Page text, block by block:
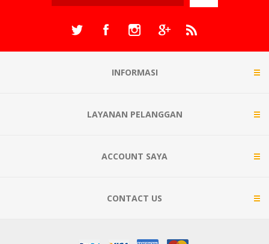
INFORMASI
LAYANAN PELANGGAN
ACCOUNT SAYA
CONTACT US